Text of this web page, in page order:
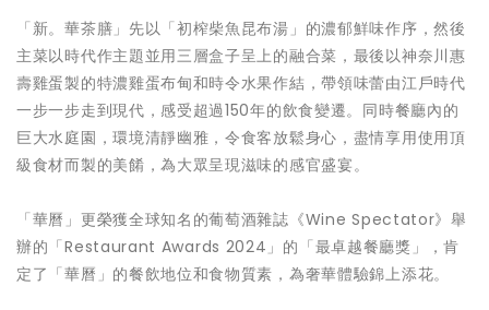
「新。華茶膳」先以「初榨柴魚昆布湯」的濃郁鮮味作序，然後
主菜以時代作主題並用三層盒子呈上的融合菜，最後以神奈川惠
壽雞蛋製的特濃雞蛋布甸和時令水果作結，帶領味蕾由江戶時代
一步一步走到現代，感受超過150年的飲食變遷。同時餐廳內的
巨大水庭園，環境清靜幽雅，令食客放鬆身心，盡情享用使用頂
級食材而製的美餚，為大眾呈現滋味的感官盛宴。
「華曆」更榮獲全球知名的葡萄酒雜誌《Wine Spectator》舉
辦的「Restaurant Awards 2024」的「最卓越餐廳獎」，肯
定了「華曆」的餐飲地位和食物質素，為奢華體驗錦上添花。